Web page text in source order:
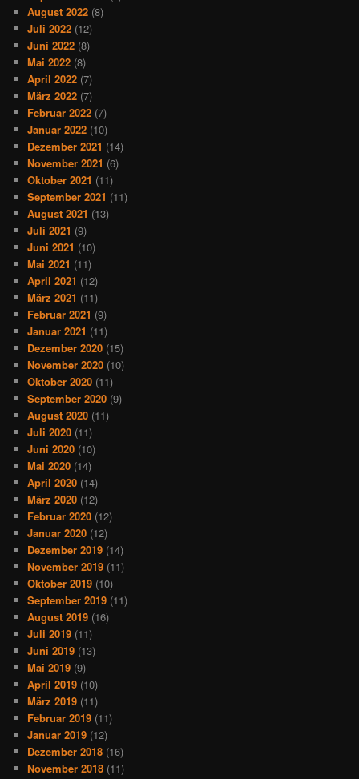
August 2022 (8)
Juli 2022 (12)
Juni 2022 (8)
Mai 2022 (8)
April 2022 (7)
März 2022 (7)
Februar 2022 (7)
Januar 2022 (10)
Dezember 2021 (14)
November 2021 (6)
Oktober 2021 (11)
September 2021 (11)
August 2021 (13)
Juli 2021 (9)
Juni 2021 (10)
Mai 2021 (11)
April 2021 (12)
März 2021 (11)
Februar 2021 (9)
Januar 2021 (11)
Dezember 2020 (15)
November 2020 (10)
Oktober 2020 (11)
September 2020 (9)
August 2020 (11)
Juli 2020 (11)
Juni 2020 (10)
Mai 2020 (14)
April 2020 (14)
März 2020 (12)
Februar 2020 (12)
Januar 2020 (12)
Dezember 2019 (14)
November 2019 (11)
Oktober 2019 (10)
September 2019 (11)
August 2019 (16)
Juli 2019 (11)
Juni 2019 (13)
Mai 2019 (9)
April 2019 (10)
März 2019 (11)
Februar 2019 (11)
Januar 2019 (12)
Dezember 2018 (16)
November 2018 (11)